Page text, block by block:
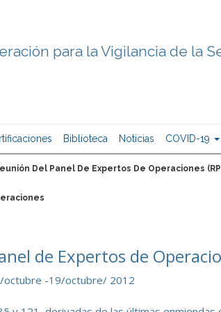
para la Vigilancia de la
Biblioteca Noticias COVID-19
Del Panel De Expertos De Operaciones
de Expertos de
octubre -19/octubre/ 2012